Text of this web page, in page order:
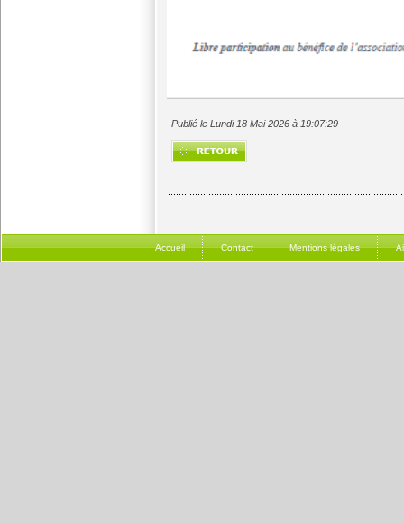
Publié le Lundi 18 Mai 2026 à 19:07:29
Accueil Contact Mentions légales